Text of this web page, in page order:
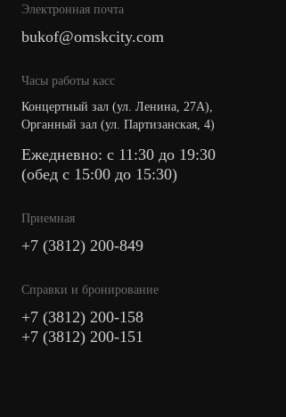
Электронная почта
bukof@omskcity.com
Часы работы касс
Концертный зал (ул. Ленина, 27А),
Органный зал (ул. Партизанская, 4)
Ежедневно: с 11:30 до 19:30
(обед с 15:00 до 15:30)
Приемная
+7 (3812) 200-849
Cправки и бронирование
+7 (3812) 200-158
+7 (3812) 200-151